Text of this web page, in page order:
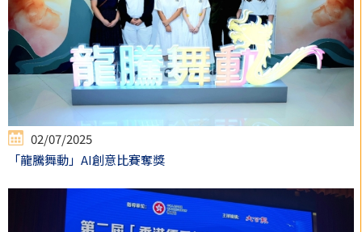
02/07/2025
「龍騰舞動」AI創意比賽奪獎